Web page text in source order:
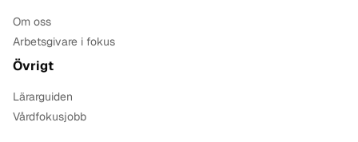
Om oss
Arbetsgivare i fokus
Övrigt
Lärarguiden
Vårdfokusjobb